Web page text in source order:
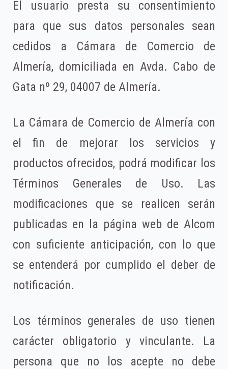
El usuario presta su consentimiento
para que sus datos personales sean
cedidos a Cámara de Comercio de
Almería, domiciliada en Avda. Cabo de
Gata nº 29, 04007 de Almería.
La Cámara de Comercio de Almería con
el fin de mejorar los servicios y
productos ofrecidos, podrá modificar los
Términos Generales de Uso. Las
modificaciones que se realicen serán
publicadas en la página web de Alcom
con suficiente anticipación, con lo que
se entenderá por cumplido el deber de
notificación.
Los términos generales de uso tienen
carácter obligatorio y vinculante. La
persona que no los acepte no debe